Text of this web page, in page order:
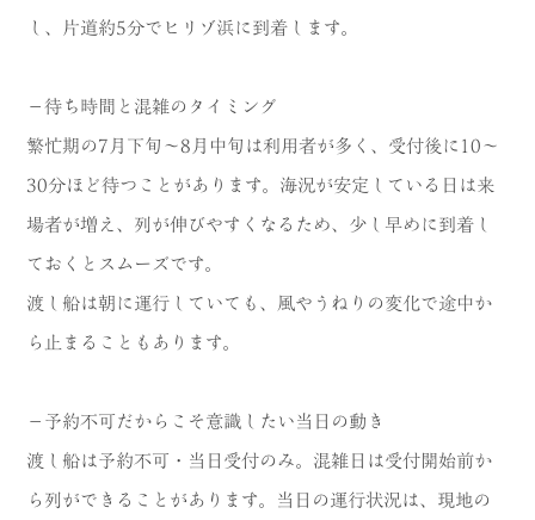
し、片道約5分でヒリゾ浜に到着します。
－待ち時間と混雑のタイミング
繁忙期の7月下旬〜8月中旬は利用者が多く、受付後に10〜
30分ほど待つことがあります。海況が安定している日は来
場者が増え、列が伸びやすくなるため、少し早めに到着し
ておくとスムーズです。
渡し船は朝に運行していても、風やうねりの変化で途中か
ら止まることもあります。
－予約不可だからこそ意識したい当日の動き
渡し船は予約不可・当日受付のみ。混雑日は受付開始前か
ら列ができることがあります。当日の運行状況は、現地の